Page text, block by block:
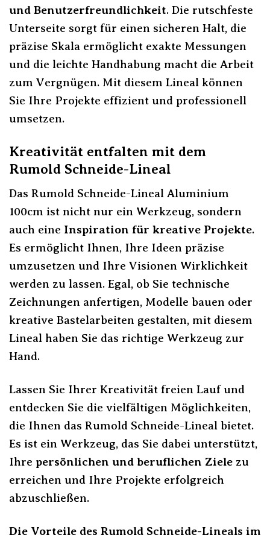
und Benutzerfreundlichkeit. Die rutschfeste
Unterseite sorgt für einen sicheren Halt, die
präzise Skala ermöglicht exakte Messungen
und die leichte Handhabung macht die Arbeit
zum Vergnügen. Mit diesem Lineal können
Sie Ihre Projekte effizient und professionell
umsetzen.
Kreativität entfalten mit dem
Rumold Schneide-Lineal
Das Rumold Schneide-Lineal Aluminium
100cm ist nicht nur ein Werkzeug, sondern
auch eine Inspiration für kreative Projekte.
Es ermöglicht Ihnen, Ihre Ideen präzise
umzusetzen und Ihre Visionen Wirklichkeit
werden zu lassen. Egal, ob Sie technische
Zeichnungen anfertigen, Modelle bauen oder
kreative Bastelarbeiten gestalten, mit diesem
Lineal haben Sie das richtige Werkzeug zur
Hand.
Lassen Sie Ihrer Kreativität freien Lauf und
entdecken Sie die vielfältigen Möglichkeiten,
die Ihnen das Rumold Schneide-Lineal bietet.
Es ist ein Werkzeug, das Sie dabei unterstützt,
Ihre persönlichen und beruflichen Ziele zu
erreichen und Ihre Projekte erfolgreich
abzuschließen.
Die Vorteile des Rumold Schneide-Lineals im